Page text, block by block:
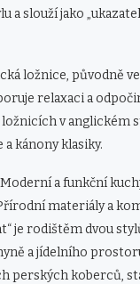
slouží jako
ložnice, původně
relaxaci a
v anglickém
kánony klasiky.
a funkční
materiály a
je rodištěm dvou
a jídelního
perských koberců,